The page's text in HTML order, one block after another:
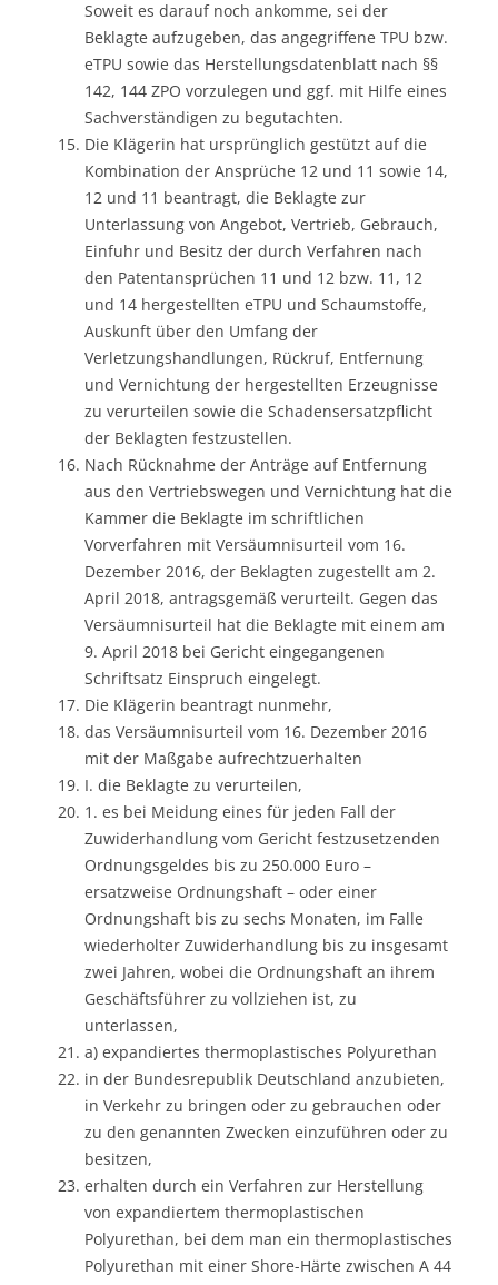
Soweit es darauf noch ankomme, sei der
Beklagte aufzugeben, das angegriffene TPU bzw.
eTPU sowie das Herstellungsdatenblatt nach §§
142, 144 ZPO vorzulegen und ggf. mit Hilfe eines
Sachverständigen zu begutachten.
Die Klägerin hat ursprünglich gestützt auf die
Kombination der Ansprüche 12 und 11 sowie 14,
12 und 11 beantragt, die Beklagte zur
Unterlassung von Angebot, Vertrieb, Gebrauch,
Einfuhr und Besitz der durch Verfahren nach
den Patentansprüchen 11 und 12 bzw. 11, 12
und 14 hergestellten eTPU und Schaumstoffe,
Auskunft über den Umfang der
Verletzungshandlungen, Rückruf, Entfernung
und Vernichtung der hergestellten Erzeugnisse
zu verurteilen sowie die Schadensersatzpflicht
der Beklagten festzustellen.
Nach Rücknahme der Anträge auf Entfernung
aus den Vertriebswegen und Vernichtung hat die
Kammer die Beklagte im schriftlichen
Vorverfahren mit Versäumnisurteil vom 16.
Dezember 2016, der Beklagten zugestellt am 2.
April 2018, antragsgemäß verurteilt. Gegen das
Versäumnisurteil hat die Beklagte mit einem am
9. April 2018 bei Gericht eingegangenen
Schriftsatz Einspruch eingelegt.
Die Klägerin beantragt nunmehr,
das Versäumnisurteil vom 16. Dezember 2016
mit der Maßgabe aufrechtzuerhalten
I. die Beklagte zu verurteilen,
1. es bei Meidung eines für jeden Fall der
Zuwiderhandlung vom Gericht festzusetzenden
Ordnungsgeldes bis zu 250.000 Euro –
ersatzweise Ordnungshaft – oder einer
Ordnungshaft bis zu sechs Monaten, im Falle
wiederholter Zuwiderhandlung bis zu insgesamt
zwei Jahren, wobei die Ordnungshaft an ihrem
Geschäftsführer zu vollziehen ist, zu
unterlassen,
a) expandiertes thermoplastisches Polyurethan
in der Bundesrepublik Deutschland anzubieten,
in Verkehr zu bringen oder zu gebrauchen oder
zu den genannten Zwecken einzuführen oder zu
besitzen,
erhalten durch ein Verfahren zur Herstellung
von expandiertem thermoplastischen
Polyurethan, bei dem man ein thermoplastisches
Polyurethan mit einer Shore-Härte zwischen A 44